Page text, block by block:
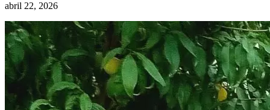
abril 22, 2026